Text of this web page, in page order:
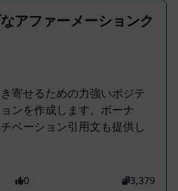
アファーメーションク
寄せるための力強いポジテ
ンを作成します。ボーナ
ベーション引用文も提供し
0 3,379